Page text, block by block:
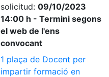
solicitud: 09/10/2023
14:00 h - Termini segons
el web de l'ens
convocant
1 plaça de Docent per
impartir formació en